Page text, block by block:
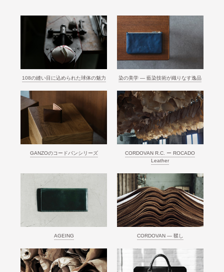
108の縫い目に込められた球体の魅力 染の美学 ― 藍染技術が織りなす逸品
GANZOのコードバンシリーズ
CORDOVAN R.C. ー ROCADO
Leather
AGEING CORDOVAN ― 鞣し